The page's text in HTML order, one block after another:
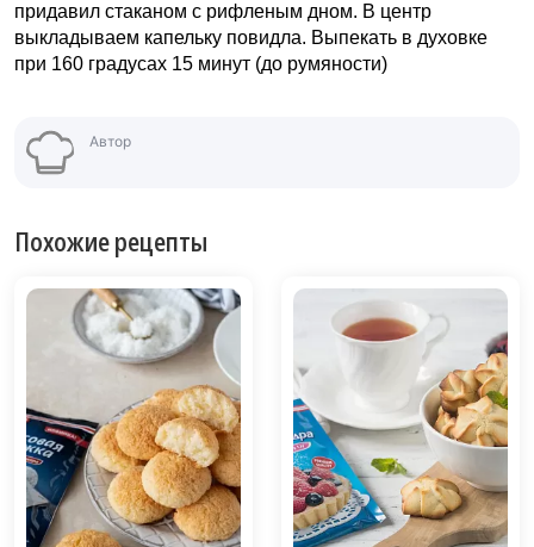
придавил стаканом с рифленым дном. В центр
выкладываем капельку повидла. Выпекать в духовке
при 160 градусах 15 минут (до румяности)
Автор
Похожие рецепты